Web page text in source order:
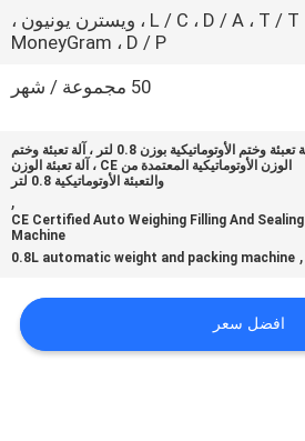
L / C ، D / A ، T / T ، ويسترن يونيون ،
MoneyGram ، D / P
50 مجموعة / شهر
آلة تعبئة وختم الأوتوماتيكية بوزن 0.8 لتر ، آلة تعبئة وختم
الوزن الأوتوماتيكية المعتمدة من CE ، آلة تعبئة الوزن
والتعبئة الأوتوماتيكية 0.8 لتر
,
CE Certified Auto Weighing Filling And Sealing
Machine
,
0.8L automatic weight and packing machine
افضل سعر